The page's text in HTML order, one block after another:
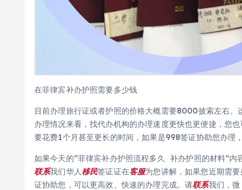
在菲律宾补办护照需要多少钱
目前办理旅行证或者护照的价格大概需要8000披索左右
办理情况来看，找代办机构的办理速度更快也更便捷，您
要花费1个月甚至更长的时间，如果是998签证协助您办理
如果今天的“菲律宾补办护照流程多久 补办护照的材料”内
联系我们华人 移民签证证在客服为您讲解，如果您近期需
证协助您，可以更高效、快速的办理完成。请联系我们，